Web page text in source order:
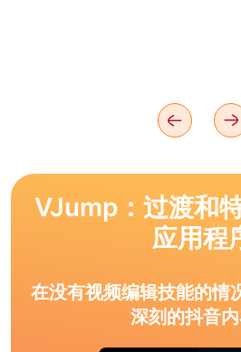
VJump：过渡和
应用程
在没有视频编辑技能的情
深刻的抖音内